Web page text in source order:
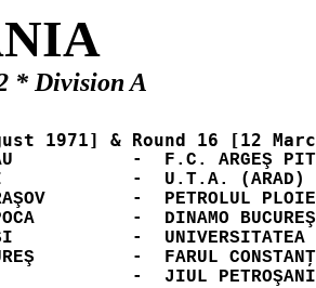
-  F.C.
-  U.T.A.
BRAŞOV        -
-  DINAMO
-
MUREŞ         -  FARUL
-  JIUL